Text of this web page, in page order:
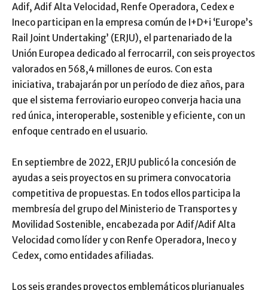
Adif, Adif Alta Velocidad, Renfe Operadora, Cedex e
Ineco participan en la empresa común de I+D+i ‘Europe’s
Rail Joint Undertaking’ (ERJU), el partenariado de la
Unión Europea dedicado al ferrocarril, con seis proyectos
valorados en 568,4 millones de euros. Con esta
iniciativa, trabajarán por un período de diez años, para
que el sistema ferroviario europeo converja hacia una
red única, interoperable, sostenible y eficiente, con un
enfoque centrado en el usuario.
En septiembre de 2022, ERJU publicó la concesión de
ayudas a seis proyectos en su primera convocatoria
competitiva de propuestas. En todos ellos participa la
membresía del grupo del Ministerio de Transportes y
Movilidad Sostenible, encabezada por Adif/Adif Alta
Velocidad como líder y con Renfe Operadora, Ineco y
Cedex, como entidades afiliadas.
Los seis grandes proyectos emblemáticos plurianuales